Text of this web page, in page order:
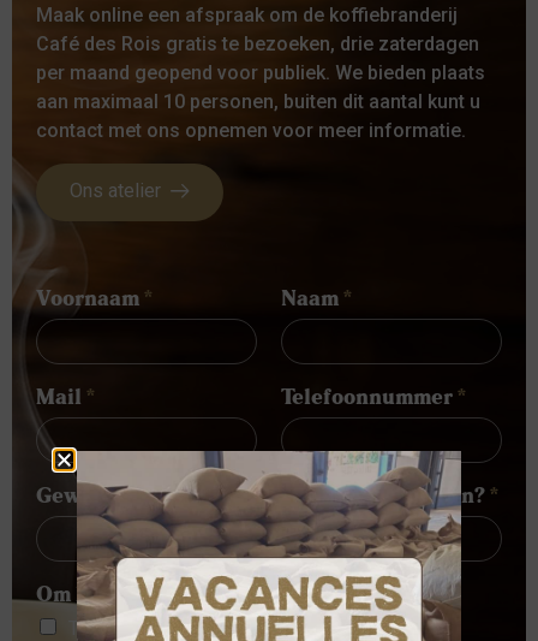
Maak online een afspraak om de koffiebranderij
Café des Rois gratis te bezoeken, drie zaterdagen
per maand geopend voor publiek. We bieden plaats
aan maximaal 10 personen, buiten dit aantal kunt u
contact met ons opnemen voor meer informatie.
Ons atelier
Voornaam * Naam *
Mail * Telefoonnummer *
Gewenste datum om het atelier te bezoeken? *
Om hoe laat wil je het atelier bezoeken?*
Tussen 9.00 en 10.00 uur